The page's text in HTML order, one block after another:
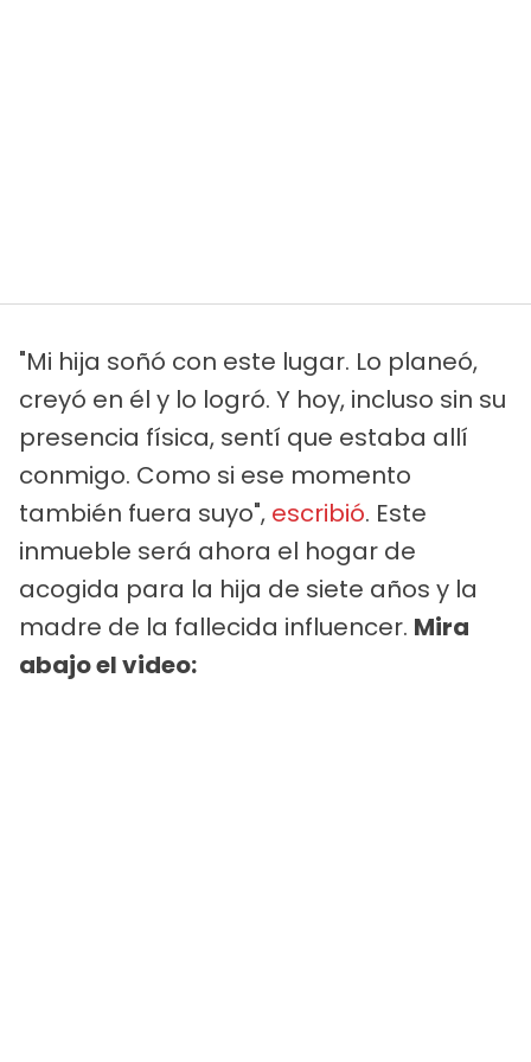
"Mi hija soñó con este lugar. Lo planeó,
creyó en él y lo logró. Y hoy, incluso sin su
presencia física, sentí que estaba allí
conmigo. Como si ese momento
también fuera suyo", escribió. Este
inmueble será ahora el hogar de
acogida para la hija de siete años y la
madre de la fallecida influencer. Mira
abajo el video: